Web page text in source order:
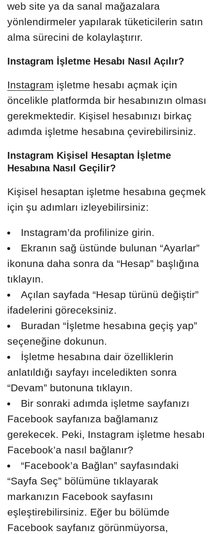
web site ya da sanal mağazalara
yönlendirmeler yapılarak tüketicilerin satın
alma sürecini de kolaylaştırır.
Instagram İşletme Hesabı Nasıl Açılır?
Instagram işletme hesabı açmak için
öncelikle platformda bir hesabınızın olması
gerekmektedir. Kişisel hesabınızı birkaç
adımda işletme hesabına çevirebilirsiniz.
Instagram Kişisel Hesaptan İşletme
Hesabına Nasıl Geçilir?
Kişisel hesaptan işletme hesabına geçmek
için şu adımları izleyebilirsiniz:
Instagram’da profilinize girin.
Ekranın sağ üstünde bulunan “Ayarlar”
ikonuna daha sonra da “Hesap” başlığına
tıklayın.
Açılan sayfada “Hesap türünü değiştir”
ifadelerini göreceksiniz.
Buradan “İşletme hesabına geçiş yap”
seçeneğine dokunun.
İşletme hesabına dair özelliklerin
anlatıldığı sayfayı inceledikten sonra
“Devam” butonuna tıklayın.
Bir sonraki adımda işletme sayfanızı
Facebook sayfanıza bağlamanız
gerekecek. Peki, Instagram işletme hesabı
Facebook’a nasıl bağlanır?
“Facebook’a Bağlan” sayfasındaki
“Sayfa Seç” bölümüne tıklayarak
markanızın Facebook sayfasını
eşleştirebilirsiniz. Eğer bu bölümde
Facebook sayfanız görünmüyorsa,